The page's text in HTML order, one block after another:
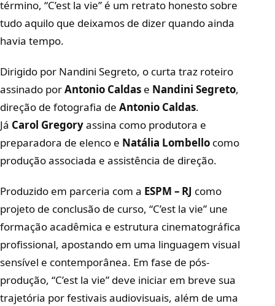
término, “C’est la vie” é um retrato honesto sobre
tudo aquilo que deixamos de dizer quando ainda
havia tempo.
Dirigido por Nandini Segreto, o curta traz roteiro
assinado porAntonio Caldas e Nandini Segreto,
direção de fotografia de Antonio Caldas.
Já Carol Gregoryassina como produtora e
preparadora de elenco e Natália Lombello como
produção associada e assistência de direção.
Produzido em parceria com a ESPM – RJ como
projeto de conclusão de curso, “C’est la vie” une
formação acadêmica e estrutura cinematográfica
profissional, apostando em uma linguagem visual
sensível e contemporânea. Em fase de pós-
produção, “C’est la vie” deve iniciar em breve sua
trajetória por festivais audiovisuais, além de uma